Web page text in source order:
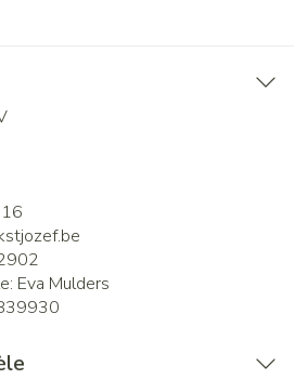
Eva Mulders